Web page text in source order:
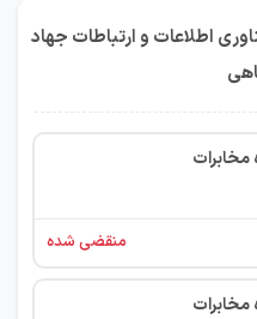
اطلاعات و ارتباطات جهاد
مخابرات
منقضی شده
مخابرات